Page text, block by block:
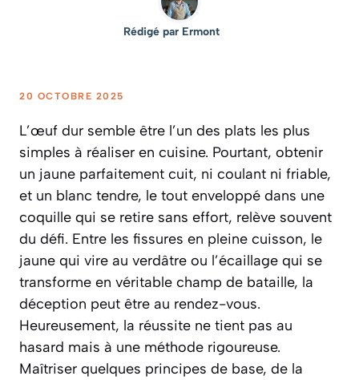
Rédigé par Ermont
20 OCTOBRE 2025
L’œuf dur semble être l’un des plats les plus
simples à réaliser en cuisine. Pourtant, obtenir
un jaune parfaitement cuit, ni coulant ni friable,
et un blanc tendre, le tout enveloppé dans une
coquille qui se retire sans effort, relève souvent
du défi. Entre les fissures en pleine cuisson, le
jaune qui vire au verdâtre ou l’écaillage qui se
transforme en véritable champ de bataille, la
déception peut être au rendez-vous.
Heureusement, la réussite ne tient pas au
hasard mais à une méthode rigoureuse.
Maîtriser quelques principes de base, de la